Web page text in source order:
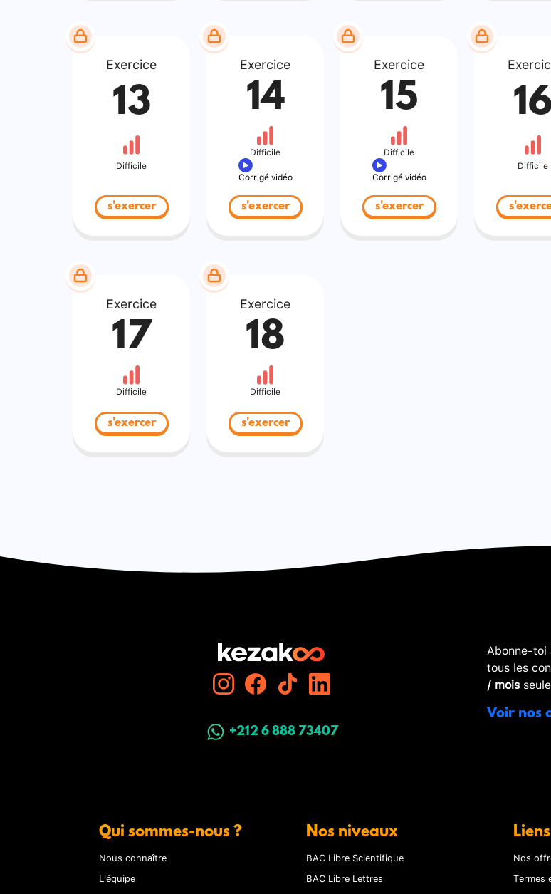
Exercice
13
Difficile
s'exercer
Exercice
14
Difficile
Corrigé vidéo
s'exercer
Exercice
15
Difficile
Corrigé vidéo
s'exercer
16
Difficile
Exercice
17
Difficile
s'exercer
Exercice
18
Difficile
s'exercer
+212 6 888 73407
Abonne-
tous les
/ mois
Voir nos
Qui sommes-nous ?
Nous connaître
L'équipe
Nos niveaux
BAC Libre Scientifique
BAC Libre Lettres
Nos
Termes